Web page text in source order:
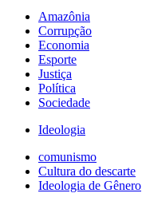
Amazônia
Corrupção
Economia
Esporte
Justiça
Política
Sociedade
Ideologia
comunismo
Cultura do descarte
Ideologia de Gênero